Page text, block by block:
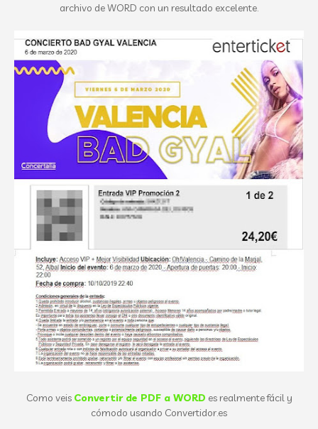
archivo de WORD con un resultado excelente.
Como veis Convertir de PDF a WORD es realmente fácil y
cómodo usando Convertidor.es